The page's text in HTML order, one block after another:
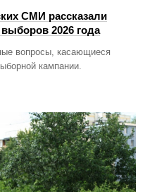
СМИ рассказали
2026 года
вопросы, касающиеся
кампании.